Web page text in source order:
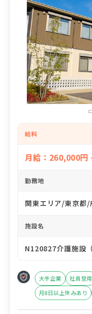
給料
月給：260,000円
勤務地
関東エリア/東京都/
施設名
N120827介護施設
大手企業 社員登用
月8日以上休みあり